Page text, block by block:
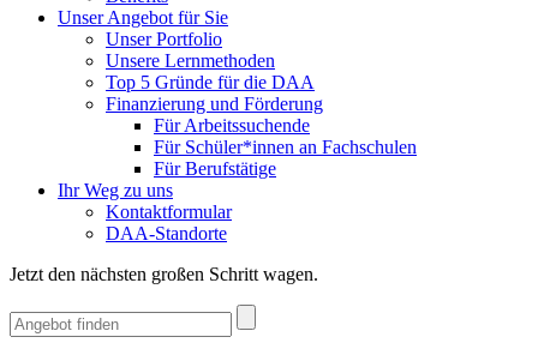
Unser Angebot für Sie
Unser Portfolio
Unsere Lernmethoden
Top 5 Gründe für die DAA
Finanzierung und Förderung
Für Arbeitssuchende
Für Schüler*innen an Fachschulen
Für Berufstätige
Ihr Weg zu uns
Kontaktformular
DAA-Standorte
Jetzt den nächsten großen Schritt wagen.